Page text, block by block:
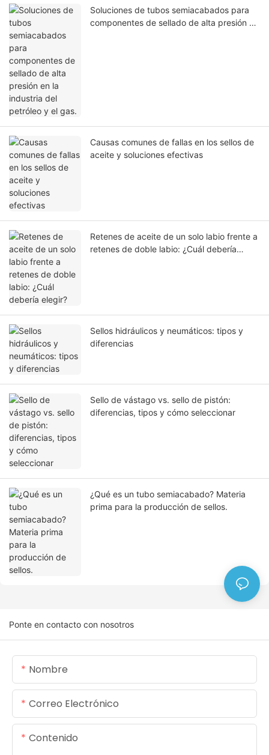
Soluciones de tubos semiacabados para
componentes de sellado de alta presión en
Causas comunes de fallas en los sellos de
aceite y soluciones efectivas
Retenes de aceite de un solo labio frente a
retenes de doble labio: ¿Cuál debería
Sellos hidráulicos y neumáticos: tipos y
diferencias
Sello de vástago vs. sello de pistón:
diferencias, tipos y cómo seleccionar
¿Qué es un tubo semiacabado? Materia
prima para la producción de sellos.
Ponte en contacto con nosotros
Nombre
Correo Electrónico
Contenido